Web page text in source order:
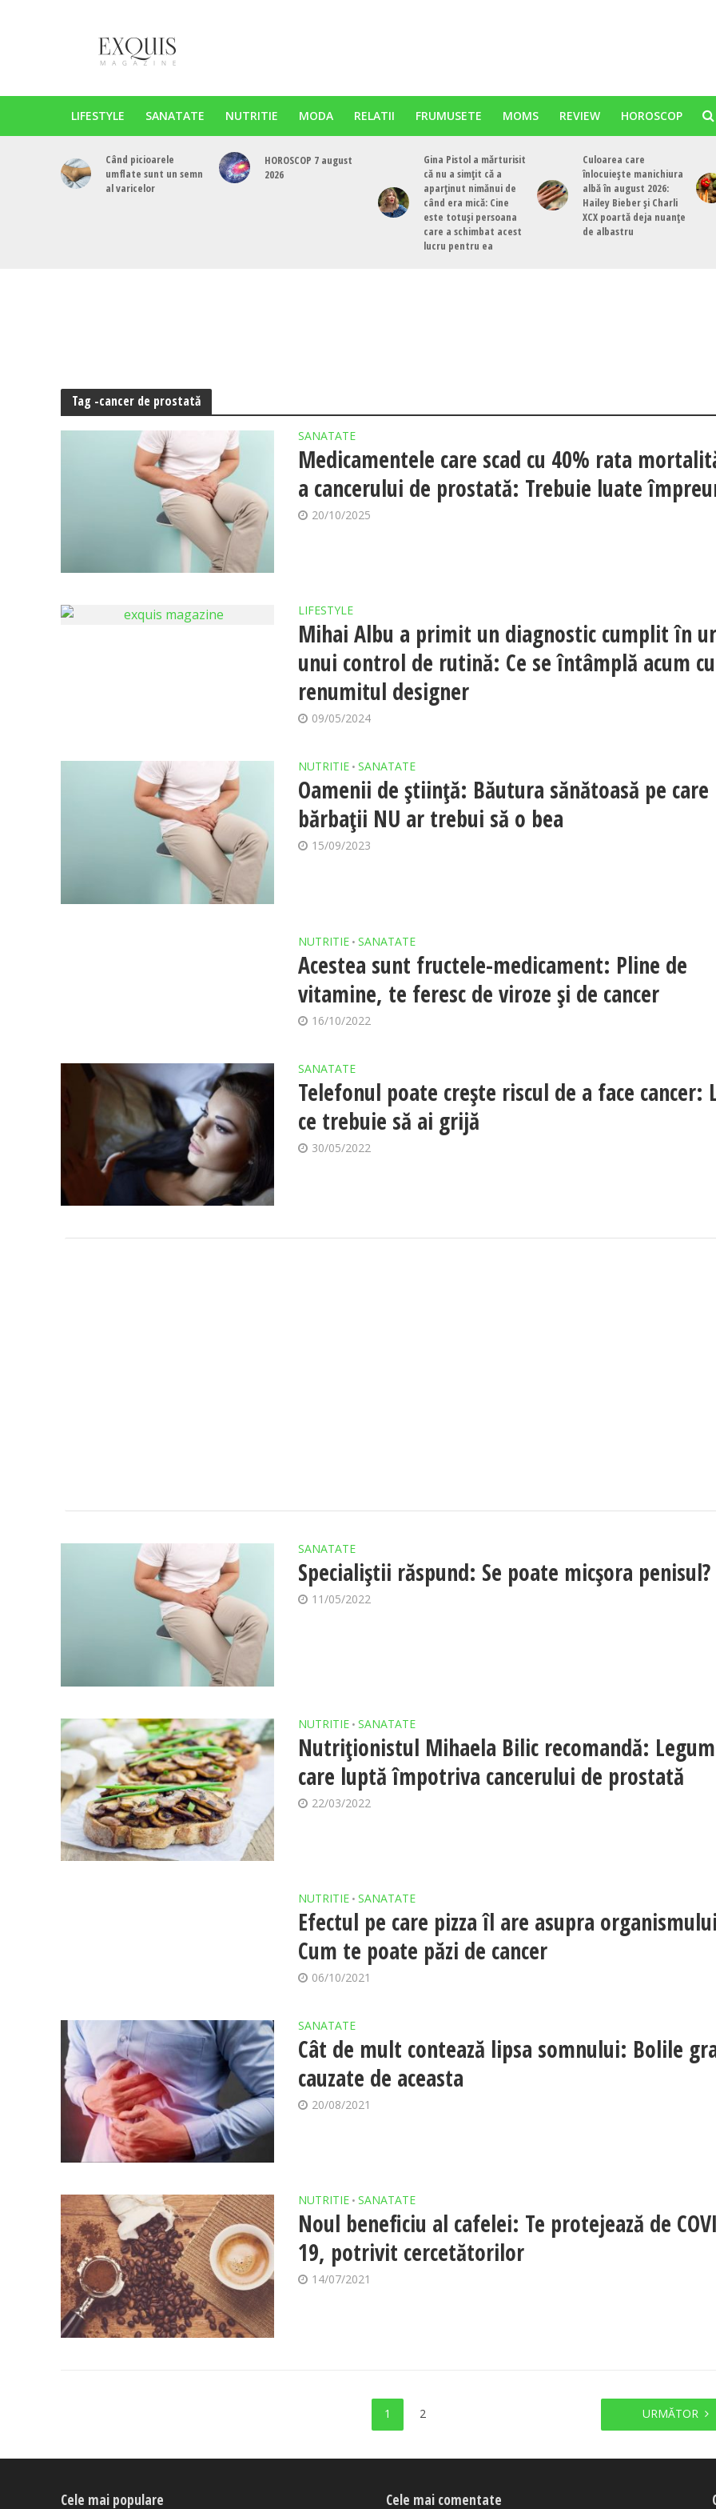
LIFESTYLE SANATATE NUTRITIE MODA RELATII FRUMUSETE MOMS REVIEW HOROSCOP
Când picioarele
umflate sunt un semn
al varicelor
HOROSCOP 7 august
2026
Gina Pistol a mărturisit
că nu a simțit că a
aparținut nimănui de
când era mică: Cine
este totuși persoana
care a schimbat acest
lucru pentru ea
Culoarea care
înlocuiește manichiura
albă în august 2026:
Hailey Bieber și Charli
XCX poartă deja nuanțe
de albastru
Tag -cancer de prostată
SANATATE
Medicamentele care scad cu 40% rata
a cancerului de prostată: Trebuie luate
20/10/2025
LIFESTYLE
Mihai Albu a primit un diagnostic cumplit în
unui control de rutină: Ce se întâmplă acum cu
renumitul designer
09/05/2024
NUTRITIE • SANATATE
Oamenii de știință: Băutura sănătoasă pe care
bărbații NU ar trebui să o bea
15/09/2023
NUTRITIE • SANATATE
Acestea sunt fructele-medicament: Pline de
vitamine, te feresc de viroze și de cancer
16/10/2022
SANATATE
Telefonul poate crește riscul de a face cancer:
ce trebuie să ai grijă
30/05/2022
SANATATE
Specialiștii răspund: Se poate micșora penisul?
11/05/2022
NUTRITIE • SANATATE
Nutriționistul Mihaela Bilic recomandă:
care luptă împotriva cancerului de prostată
22/03/2022
NUTRITIE • SANATATE
Efectul pe care pizza îl are asupra
Cum te poate păzi de cancer
06/10/2021
SANATATE
Cât de mult contează lipsa somnului: Bolile
cauzate de aceasta
20/08/2021
NUTRITIE • SANATATE
Noul beneficiu al cafelei: Te protejează de
19, potrivit cercetătorilor
14/07/2021
1 2 URMĂTOR
Cele mai populare Cele mai comentate